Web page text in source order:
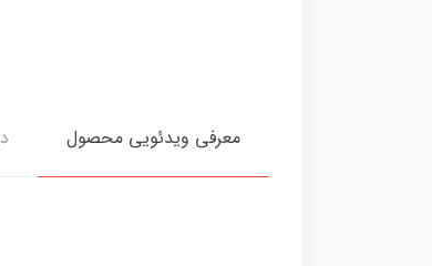
معرفی ویدئویی محصول